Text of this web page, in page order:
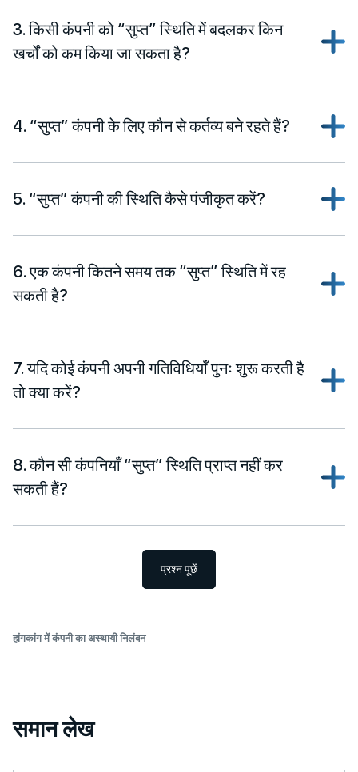
3. किसी कंपनी को “सुप्त” स्थिति में बदलकर किन
खर्चों को कम किया जा सकता है?
4. “सुप्त” कंपनी के लिए कौन से कर्तव्य बने रहते हैं?
5. “सुप्त” कंपनी की स्थिति कैसे पंजीकृत करें?
6. एक कंपनी कितने समय तक “सुप्त” स्थिति में रह
सकती है?
7. यदि कोई कंपनी अपनी गतिविधियाँ पुनः शुरू करती है
तो क्या करें?
8. कौन सी कंपनियाँ “सुप्त” स्थिति प्राप्त नहीं कर
सकती हैं?
प्रश्न पूछें
हांगकांग में कंपनी का अस्थायी निलंबन
समान लेख